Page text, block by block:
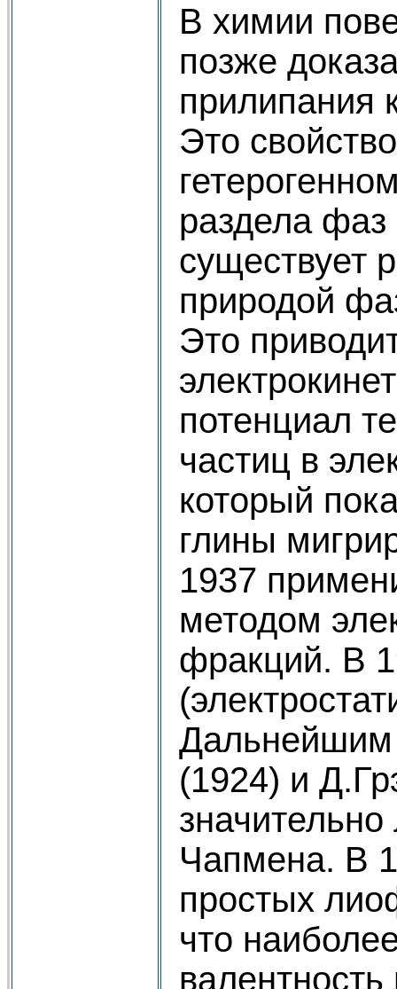
В химии
позже
прилипания
Это
раздела
существует
природой
Это
потенциал
частиц в
который
глины
1937
методом
фракций. В
Дальнейшим
(1924) и
Чапмена. В
простых
что